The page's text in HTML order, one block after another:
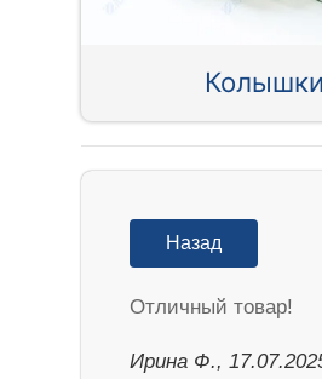
Назад
Отличный товар!
Ирина Ф.,